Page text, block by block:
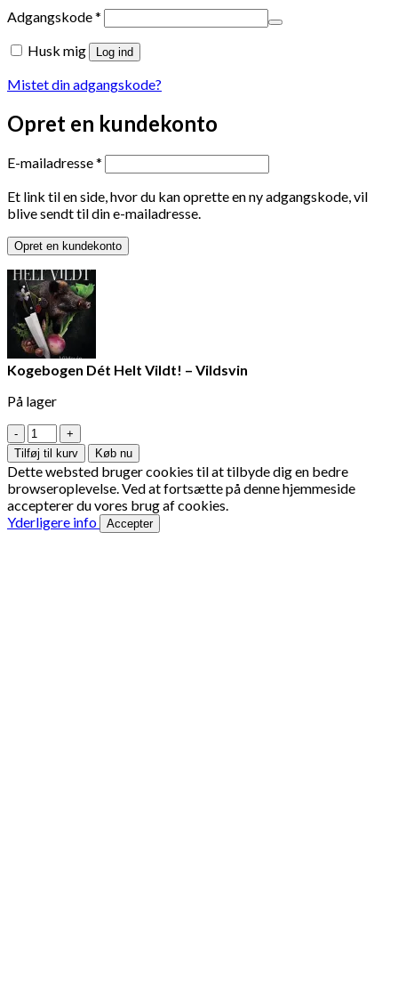
Adgangskode* Påkrævet
Husk mig Log ind
Mistet din adgangskode?
Opret en kundekonto
E-mailadresse* Påkrævet
Et link til en side, hvor du kan oprette en ny adgangskode, vil
blive sendt til din e-mailadresse.
Opret en kundekonto
Kogebogen Dét Helt Vildt! – Vildsvin
På lager
Kogebogen
Dét
Helt
Vildt!
-
Vildsvin
antal
Tilføj til kurv Køb nu
Dette websted bruger cookies til at tilbyde dig en bedre
browseroplevelse. Ved at fortsætte på denne hjemmeside
accepterer du vores brug af cookies.
Yderligere info
Accepter